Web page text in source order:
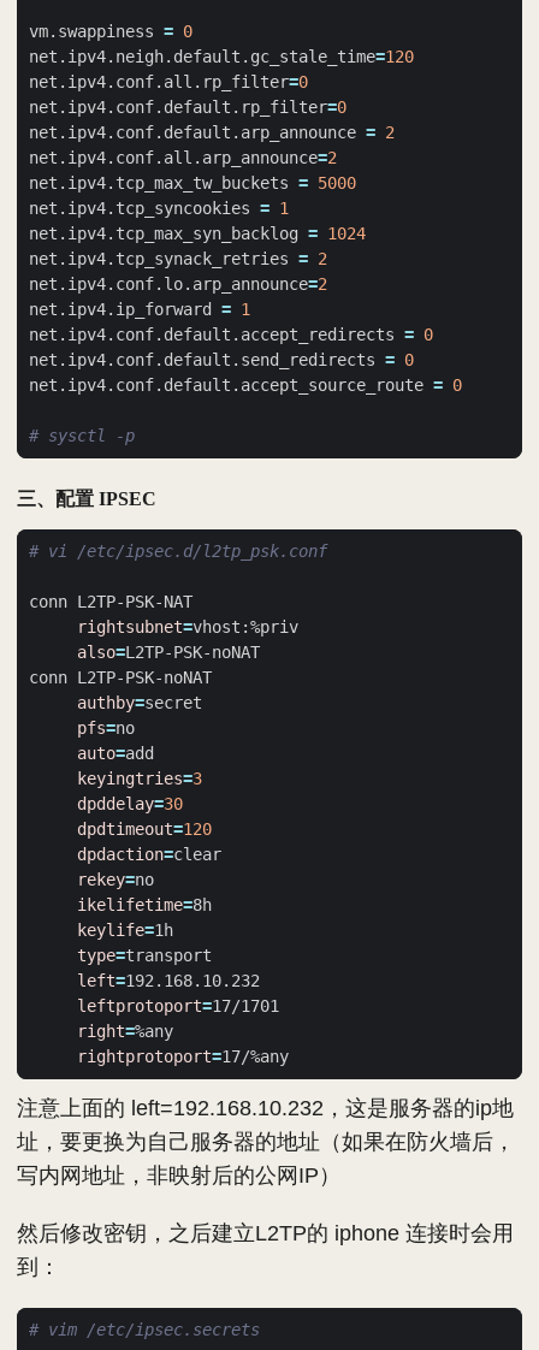
vm.swappiness = 0
net.ipv4.neigh.default.gc_stale_time=120
net.ipv4.conf.all.rp_filter=0
net.ipv4.conf.default.rp_filter=0
net.ipv4.conf.default.arp_announce = 2
net.ipv4.conf.all.arp_announce=2
net.ipv4.tcp_max_tw_buckets = 5000
net.ipv4.tcp_syncookies = 1
net.ipv4.tcp_max_syn_backlog = 1024
net.ipv4.tcp_synack_retries = 2
net.ipv4.conf.lo.arp_announce=2
net.ipv4.ip_forward = 1
net.ipv4.conf.default.accept_redirects = 0
net.ipv4.conf.default.send_redirects = 0
net.ipv4.conf.default.accept_source_route = 0
# sysctl -p
三、配置 IPSEC
# vi /etc/ipsec.d/l2tp_psk.conf
rightsubnet=
also=
authby=
pfs=
auto=
keyingtries=3
dpddelay=30
dpdtimeout=120
dpdaction=
rekey=
ikelifetime=
keylife=
type=
left=
leftprotoport=
right=
rightprotoport=
注意上面的 left=192.168.10.232，这是服务器的ip地
址，要更换为自己服务器的地址（如果在防火墙后，
写内网地址，非映射后的公网IP）
然后修改密钥，之后建立L2TP的 iphone 连接时会用
到：
# vim /etc/ipsec.secrets